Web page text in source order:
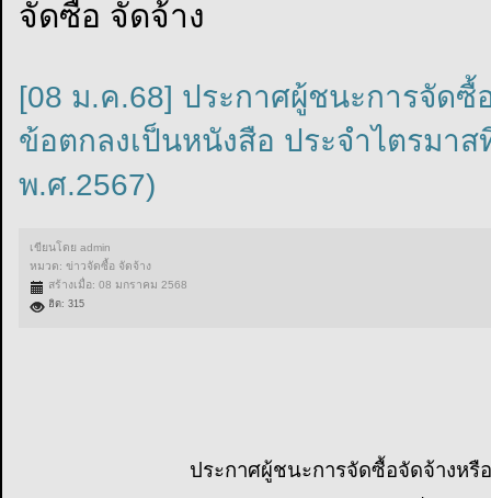
จัดซื้อ จัดจ้าง
[08 ม.ค.68] ประกาศผู้ชนะการจัด
ข้อตกลงเป็นหนังสือ ประจำไตรมา
พ.ศ.2567)
เขียนโดยadmin
หมวด:ข่าวจัดซื้อ จัดจ้าง
สร้างเมื่อ: 08 มกราคม 2568
ฮิต: 315
ประกาศผู้ชนะการจัดซื้อจัดจ้างหรื